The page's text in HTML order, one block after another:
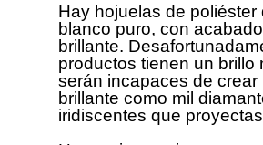
Hay hojuelas de poliéster
blanco puro, con
brillante.
productos tienen un brillo
serán incapaces de crear
brillante como mil
iridiscentes que